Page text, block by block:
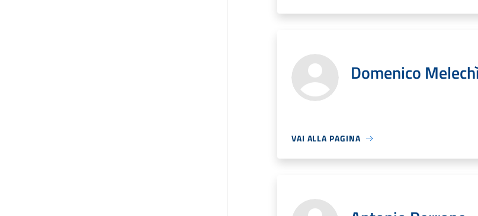
Domenico
VAI ALLA PAGINA